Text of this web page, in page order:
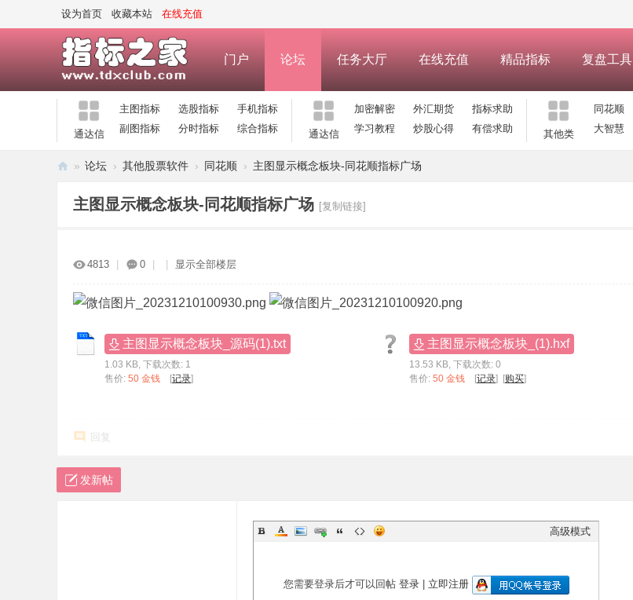
设为首页 收藏本站 在线充值
门户 论坛 任务大厅 在线充值 精品指标 复盘工具
通达信
主图指标 选股指标
手机指标
副图指标
分时指标 综合指标 通达信
加密解密 外汇期货
指标求助
学习教程
炒股心得 有偿求助 其他类
同花顺
大智慧
分
» 论坛 › 其他股票软件 › 同花顺 › 主图显示概念板块-同花顺指标广场
主图显示概念板块-同花顺指标广场 [复制链接]
4813 0 显示全部楼层
主图显示概念板块_源码(1).txt
1.03 KB, 下载次数: 1
售价: 50 金钱 [记录]
主图显示概念板块_(1).hxf
13.53 KB, 下载次数: 0
售价: 50 金钱 [记录] [购买]
回复
发新帖
高级模式
您需要登录后才可以回帖 登录| 立即注册